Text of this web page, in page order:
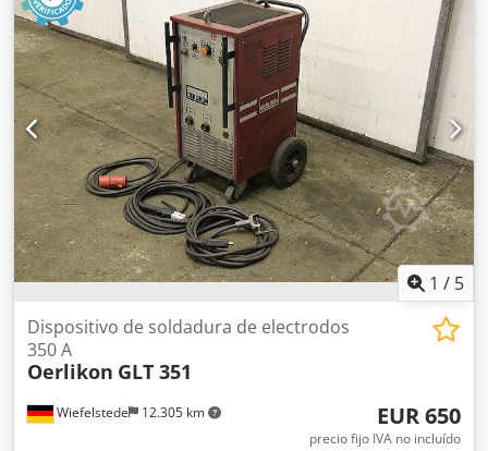
1 / 5
Wiefelstede 12.305 km
Dispositivo de soldadura de electrodos
350 A
Oerlikon GLT 351
EUR 650
precio fijo IVA no incluído